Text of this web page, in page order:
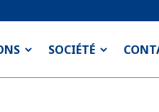
SOCIÉTÉ